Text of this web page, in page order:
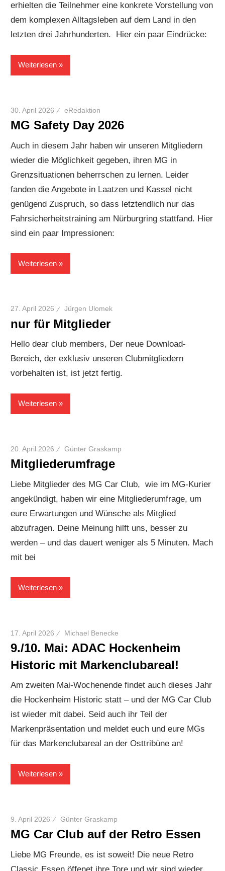
erhielten die Teilnehmer eine konkrete Vorstellung von
dem komplexen Alltagsleben auf dem Land in den
letzten drei Jahrhunderten. Hier ein paar Eindrücke:
Weiterlesen
30. April 2026 eRedaktion
MG Safety Day 2026
Auch in diesem Jahr haben wir unseren Mitgliedern
wieder die Möglichkeit gegeben, ihren MG in
Grenzsituationen beherrschen zu lernen. Leider
fanden die Angebote in Laatzen und Kassel nicht
genügend Zuspruch, so dass letztendlich nur das
Fahrsicherheitstraining am Nürburgring stattfand. Hier
sind ein paar Impressionen:
Weiterlesen
27. April 2026 Jürgen Ulomek
nur für Mitglieder
Hello dear club members, Der neue Download-
Bereich, der exklusiv unseren Clubmitgliedern
vorbehalten ist, ist jetzt fertig.
Weiterlesen
20. April 2026 Günter Graskamp
Mitgliederumfrage
Liebe Mitglieder des MG Car Club, wie im MG-Kurier
angekündigt, haben wir eine Mitgliederumfrage, um
eure Erwartungen und Wünsche als Mitglied
abzufragen. Deine Meinung hilft uns, besser zu
werden – und das dauert weniger als 5 Minuten. Mach
mit bei
Weiterlesen
17. April 2026 Michael Benecke
9./10. Mai: ADAC Hockenheim
Historic mit Markenclubareal!
Am zweiten Mai-Wochenende findet auch dieses Jahr
die Hockenheim Historic statt – und der MG Car Club
ist wieder mit dabei. Seid auch ihr Teil der
Markenpräsentation und meldet euch und eure MGs
für das Markenclubareal an der Osttribüne an!
Weiterlesen
9. April 2026 Günter Graskamp
MG Car Club auf der Retro Essen
Liebe MG Freunde, es ist soweit! Die neue Retro